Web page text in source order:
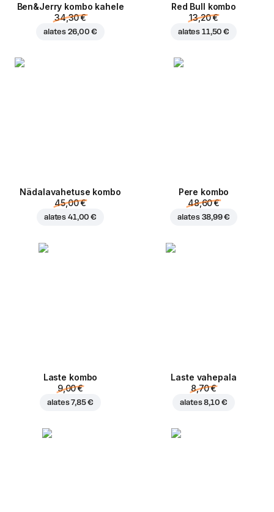
Ben&Jerry kombo kahele
34,30 €
alates 26,00 €
Red Bull kombo
13,20 €
alates 11,50 €
Nädalavahetuse kombo
45,00 €
alates 41,00 €
Pere kombo
48,60 €
alates 38,99 €
Laste kombo
9,00 €
alates7,85 €
Laste vahepala
8,70 €
alates8,10 €